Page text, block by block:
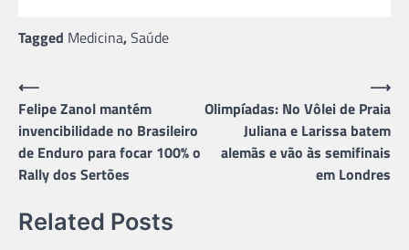
Tagged Medicina,Saúde
Navegação
de
Post
⟵
Felipe Zanol mantém
invencibilidade no Brasileiro
de Enduro para focar 100% o
Rally dos Sertões
Olimpíadas: No Vôlei de Praia
Juliana e Larissa batem
alemãs e vão às semifinais
em Londres
⟶
Related Posts